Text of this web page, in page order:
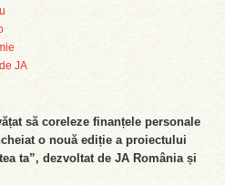
să coreleze finanțele personale
o nouă ediție a proiectului
ta”, dezvoltat de JA România și